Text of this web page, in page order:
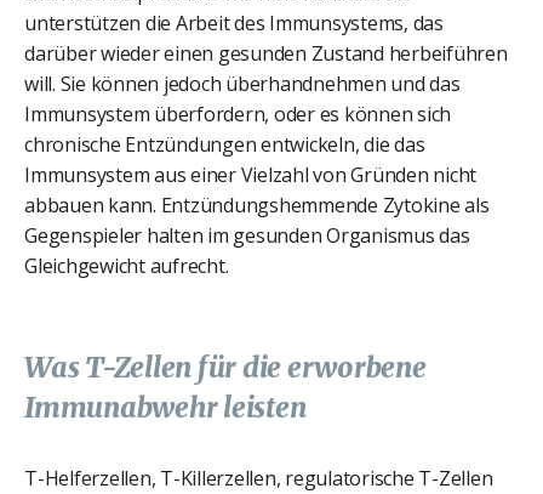
unterstützen die Arbeit des Immunsystems, das
darüber wieder einen gesunden Zustand herbeiführen
will. Sie können jedoch überhandnehmen und das
Immunsystem überfordern, oder es können sich
chronische Entzündungen entwickeln, die das
Immunsystem aus einer Vielzahl von Gründen nicht
abbauen kann. Entzündungshemmende Zytokine als
Gegenspieler halten im gesunden Organismus das
Gleichgewicht aufrecht.
Was T-Zellen für die erworbene
Immunabwehr leisten
T-Helferzellen, T-Killerzellen, regulatorische T-Zellen